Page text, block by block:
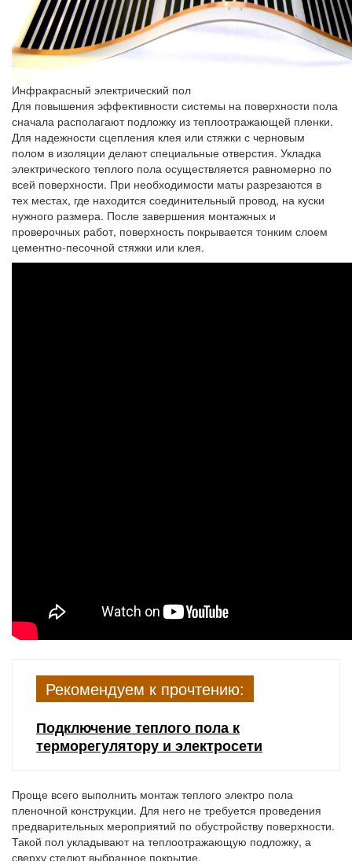
Инфракрасный электрический пол
Для повышения эффективности системы на поверхности пола
сначала располагают подложку из теплоотражающей пленки.
Для надежности сцепления клея или стяжки с черновым
полом в изоляции делают специальные отверстия. Укладка
электрического теплого пола осуществляется равномерно по
всей поверхности. При необходимости маты разрезаются в
тех местах, где находится соединительный провод, на куски
нужного размера. После завершения монтажных и
проверочных работ, поверхность покрывается тонким слоем
цементно-песочной стяжки или клея.
Рекомендуем к прочтению:
Подключение теплого пола к
терморегулятору и электросети
Проще всего выполнить монтаж теплого электро пола
пленочной конструкции. Для него не требуется проведения
предварительных мероприятий по обустройству поверхности.
Такой пол укладывают на теплоотражающую подложку, а
сверху стелют выбранное покрытие.